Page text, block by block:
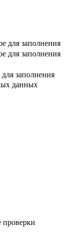
для заполнения
для заполнения
заполнения
данных
проверки